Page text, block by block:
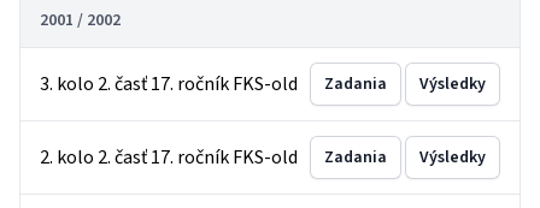
2001 / 2002
3. kolo 2. časť 17. ročník FKS-old Zadania Výsledky
2. kolo 2. časť 17. ročník FKS-old Zadania Výsledky